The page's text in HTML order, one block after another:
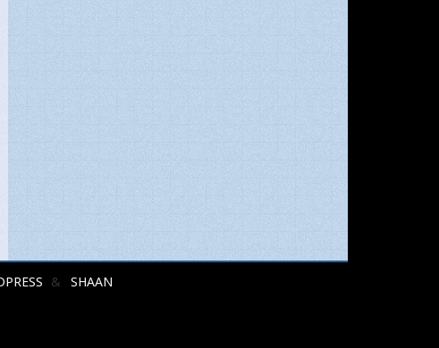
SHAAN